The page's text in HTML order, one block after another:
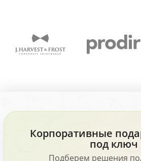
Корпоративные
под ключ
Подберем решения